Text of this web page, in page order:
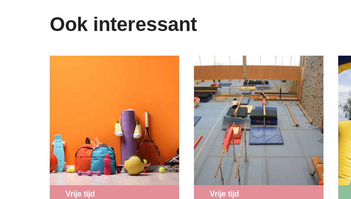
Ook interessant
Vrije tijd Vrije tijd